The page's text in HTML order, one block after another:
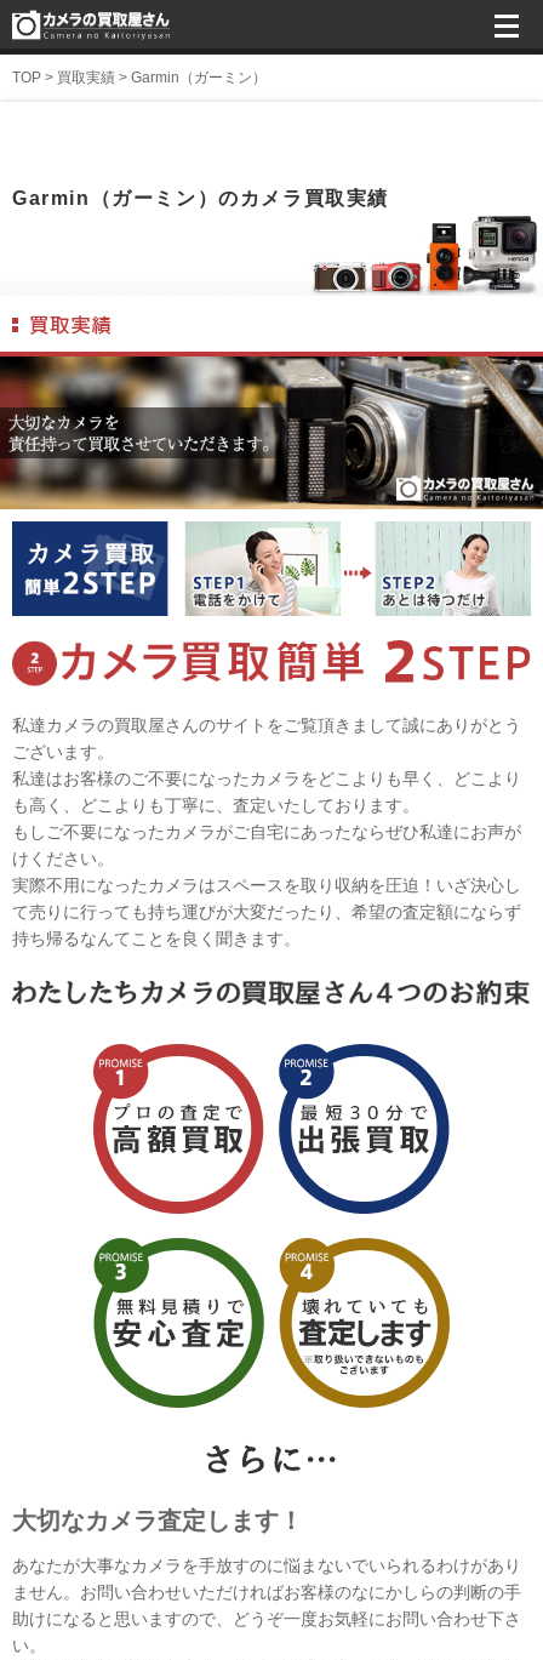
TOP > 買取実績 > Garmin（ガーミン）
Garmin（ガーミン）のカメラ買取実績
私達カメラの買取屋さんのサイトをご覧頂きまして誠にありがとう
ございます。
私達はお客様のご不要になったカメラをどこよりも早く、どこより
も高く、どこよりも丁寧に、査定いたしております。
もしご不要になったカメラがご自宅にあったならぜひ私達にお声が
けください。
実際不用になったカメラはスペースを取り収納を圧迫！いざ決心し
て売りに行っても持ち運びが大変だったり、希望の査定額にならず
持ち帰るなんてことを良く聞きます。
大切なカメラ査定します！
あなたが大事なカメラを手放すのに悩まないでいられるわけがあり
ません。お問い合わせいただければお客様のなにかしらの判断の手
助けになると思いますので、どうぞ一度お気軽にお問い合わせ下さ
い。